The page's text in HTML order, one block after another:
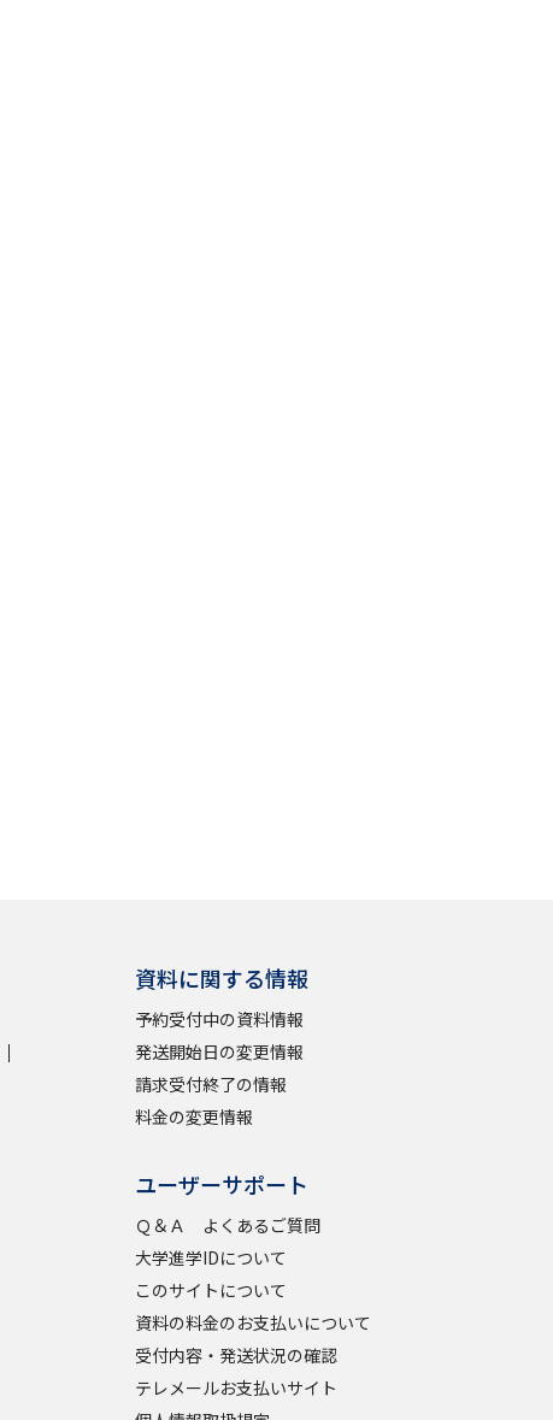
資料に関する情報
予約受付中の資料情報
発送開始日の変更情報
請求受付終了の情報
料金の変更情報
ユーザーサポート
Ｑ＆Ａ よくあるご質問
大学進学IDについて
このサイトについて
資料の料金のお支払いについて
受付内容・発送状況の確認
テレメールお支払いサイト